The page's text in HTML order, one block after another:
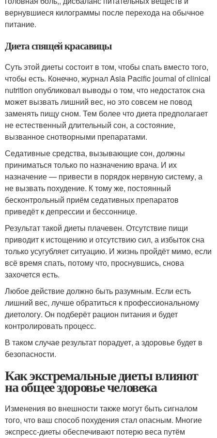
вернувшиеся килограммы после перехода на обычное
питание.
Диета спящей красавицы
Суть этой диеты состоит в том, чтобы спать вместо того,
чтобы есть. Конечно, журнал Asia Pacific journal of clinical
nutrition опубликовал выводы о том, что недостаток сна
может вызвать лишний вес, но это совсем не повод
заменять пищу сном. Тем более что диета предполагает
не естественный длительный сон, а состояние,
вызванное снотворными препаратами.
Седативные средства, вызывающие сон, должны
приниматься только по назначению врача. И их
назначение — привести в порядок нервную систему, а
не вызвать похудение. К тому же, постоянный
бесконтрольный приём седативных препаратов
приведёт к депрессии и бессоннице.
Результат такой диеты плачевен. Отсутствие пищи
приводит к истощению и отсутствию сил, а избыток сна
только усугубляет ситуацию. И жизнь пройдёт мимо, если
всё время спать, потому что, проснувшись, снова
захочется есть.
Любое действие должно быть разумным. Если есть
лишний вес, лучше обратиться к профессиональному
диетологу. Он подберёт рацион питания и будет
контролировать процесс.
В таком случае результат порадует, а здоровье будет в
безопасности.
Как экстремальные диеты влияют
на общее здоровье человека
Изменения во внешности также могут быть сигналом
того, что ваш способ похудения стал опасным. Многие
экспресс-диеты обеспечивают потерю веса путём